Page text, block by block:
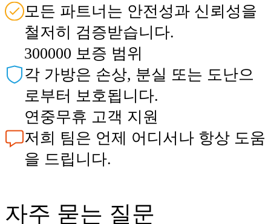
모든 파트너는 안전성과 신뢰성을
철저히 검증받습니다.
300000 보증 범위
각 가방은 손상, 분실 또는 도난으
로부터 보호됩니다.
연중무휴 고객 지원
저희 팀은 언제 어디서나 항상 도움
을 드립니다.
자주 묻는 질문